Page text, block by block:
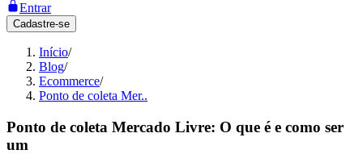
Entrar
Cadastre-se
Início/
Blog/
Ecommerce/
Ponto de coleta Mer..
Ponto de coleta Mercado Livre: O que é e como ser
um